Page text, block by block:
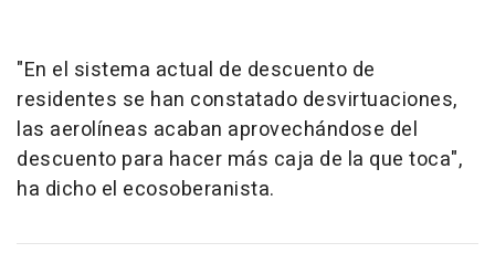
"En el sistema actual de descuento de
residentes se han constatado desvirtuaciones,
las aerolíneas acaban aprovechándose del
descuento para hacer más caja de la que toca",
ha dicho el ecosoberanista.